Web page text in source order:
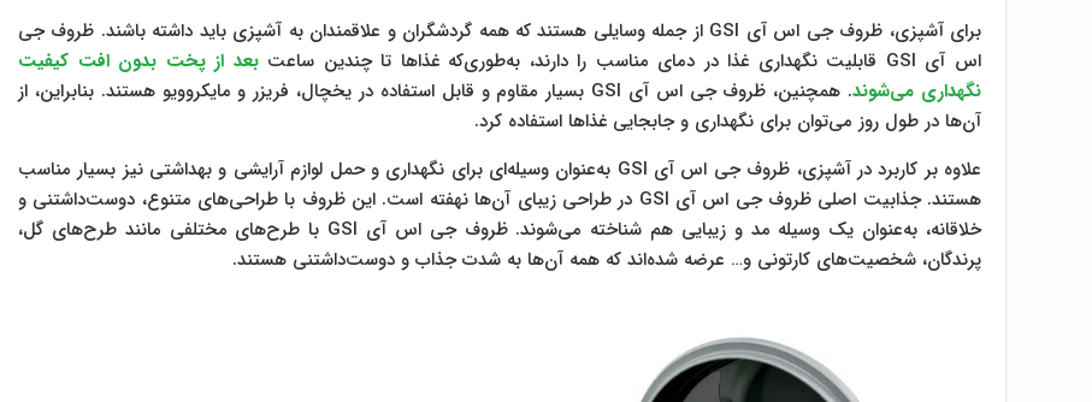
برای آشپزی، ظروف جی اس آی GSI از جمله وسایلی هستند که همه گردشگران و علاقمندان به آشپزی باید داشته باشند. ظروف جی
اس آی GSI قابلیت نگهداری غذا در دمای مناسب را دارند، به‌طوری‌که غذاها تا چندین ساعت
بعد از پخت بدون افت کیفیت
نگهداری می‌شوند
. همچنین، ظروف جی اس آی GSI بسیار مقاوم و قابل استفاده در یخچال، فریزر و مایکروویو هستند. بنابراین، از
آن‌ها در طول روز می‌توان برای نگهداری و جابجایی غذاها استفاده کرد.
علاوه بر کاربرد در آشپزی، ظروف جی اس آی GSI به‌عنوان وسیله‌ای برای نگهداری و حمل لوازم آرایشی و بهداشتی نیز بسیار مناسب
هستند. جذابیت اصلی ظروف جی اس آی GSI در طراحی زیبای آن‌ها نهفته است. این ظروف با طراحی‌های متنوع، دوست‌داشتنی و
خلاقانه، به‌عنوان یک وسیله مد و زیبایی هم شناخته می‌شوند. ظروف جی اس آی GSI با طرح‌های مختلفی مانند طرح‌های گل،
پرندگان، شخصیت‌های کارتونی و… عرضه شده‌اند که همه آن‌ها به شدت جذاب و دوست‌داشتنی هستند.